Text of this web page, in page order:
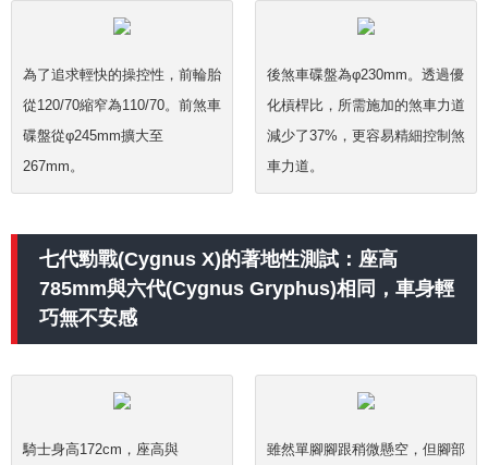
為了追求輕快的操控性，前輪胎
從120/70縮窄為110/70。前煞車
碟盤從φ245mm擴大至
267mm。
後煞車碟盤為φ230mm。透過優
化槓桿比，所需施加的煞車力道
減少了37%，更容易精細控制煞
車力道。
七代勁戰(Cygnus X)的著地性測試：座高
785mm與六代(Cygnus Gryphus)相同，車身輕
巧無不安感
騎士身高172cm，座高與 雖然單腳腳跟稍微懸空，但腳部